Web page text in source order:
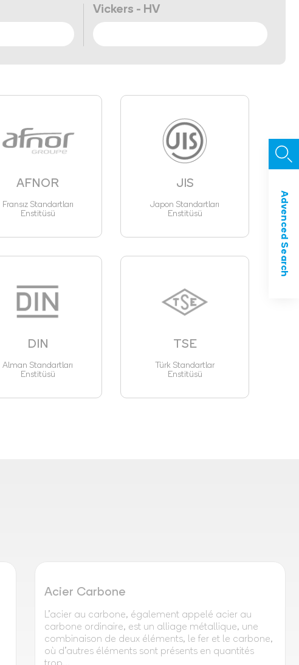
Advenced Search
Vickers - HV
AFNOR
Fransız Standartları
Enstitüsü
JIS
Japon Standartları
Enstitüsü
DIN
Alman Standartları
Enstitüsü
TSE
Türk Standartlar
Enstitüsü
Acier Carbone
L'acier au carbone, également appelé acier au
carbone ordinaire, est un alliage métallique, une
combinaison de deux éléments, le fer et le carbone,
où d'autres éléments sont présents en quantités